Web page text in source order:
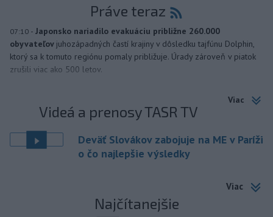
Práve teraz
07:10 - Japonsko nariadilo evakuáciu približne 260.000
obyvateľov juhozápadných častí krajiny v dôsledku tajfúnu Dolphin,
ktorý sa k tomuto regiónu pomaly približuje. Úrady zároveň v piatok
zrušili viac ako 500 letov.
Viac
Videá a prenosy TASR TV
Deväť Slovákov zabojuje na ME v Paríži
o čo najlepšie výsledky
Viac
Najčítanejšie